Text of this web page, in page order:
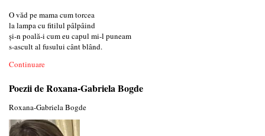
O văd pe mama cum torcea
la lampa cu fitilul pâlpâind
și-n poală-i cum eu capul mi-l puneam
s-ascult al fusului cânt blând.
Continuare
Poezii de Roxana-Gabriela Bogde
Roxana-Gabriela Bogde